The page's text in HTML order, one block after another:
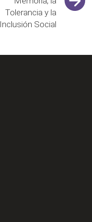
Tolerancia y la
Inclusión Social